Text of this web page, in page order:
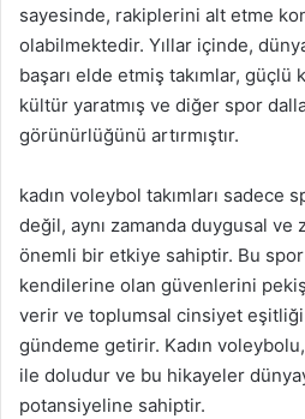
sayesinde, rakiplerini alt etme
olabilmektedir. Yıllar içinde,
başarı elde etmiş takımlar,
kültür yaratmış ve diğer spor
görünürlüğünü artırmıştır.
kadın voleybol takımları sadece
değil, aynı zamanda duygusal ve
önemli bir etkiye sahiptir. Bu spor
kendilerine olan güvenlerini
verir ve toplumsal cinsiyet eşitliği
gündeme getirir. Kadın
ile doludur ve bu hikayeler
potansiyeline sahiptir.